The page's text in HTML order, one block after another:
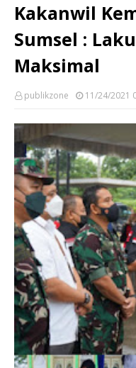
Kakanwil
Sumsel :
Maksimal
publikzone 11/24/2021